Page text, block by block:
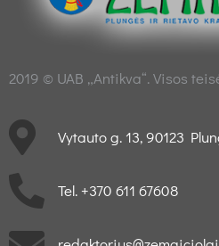
2019 © UAB „Antikva“. Visos
Vytauto g. 13, 90123
Tel. +370 611 67608